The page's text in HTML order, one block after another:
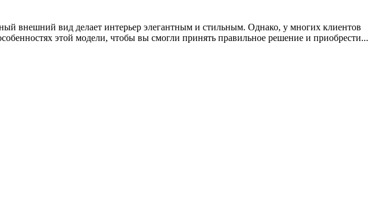
внешний вид делает интерьер элегантным и стильным. Однако, у многих клиентов
этой модели, чтобы вы смогли принять правильное решение и приобрести...